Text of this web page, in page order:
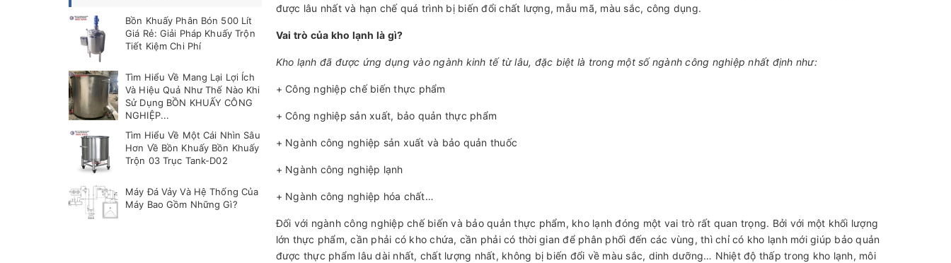
được lâu nhất và hạn chế quá trình bị biến đổi chất lượng, mẫu mã, màu sắc, công dụng.
Vai trò của kho lạnh là gì?
Kho lạnh đã được ứng dụng vào ngành kinh tế từ lâu, đặc biệt là trong một số ngành công nghiệp nhất định như:
+ Công nghiệp chế biến thực phẩm
+ Công nghiệp sản xuất, bảo quản thực phẩm
+ Ngành công nghiệp sản xuất và bảo quản thuốc
+ Ngành công nghiệp lạnh
+ Ngành công nghiệp hóa chất…
Đối với ngành công nghiệp chế biến và bảo quản thực phẩm, kho lạnh đóng một vai trò rất quan trọng. Bởi với một khối lượng
lớn thực phẩm, cần phải có kho chứa, cần phải có thời gian để phân phối đến các vùng, thì chỉ có kho lạnh mới giúp bảo quản
được thực phẩm lâu dài nhất, chất lượng nhất, không bị biến đổi về màu sắc, dinh dưỡng… Nhiệt độ thấp trong kho lạnh, môi
Bồn Khuấy Phân Bón 500 Lít
Giá Rẻ: Giải Pháp Khuấy Trộn
Tiết Kiệm Chi Phí
Tìm Hiểu Về Mang Lại Lợi Ích
Và Hiệu Quả Như Thế Nào Khi
Sử Dụng BỒN KHUẤY CÔNG
NGHIỆP...
Tìm Hiểu Về Một Cái Nhìn Sâu
Hơn Về Bồn Khuấy Bồn Khuấy
Trộn 03 Trục Tank-D02
Máy Đá Vảy Và Hệ Thống Của
Máy Bao Gồm Những Gì?